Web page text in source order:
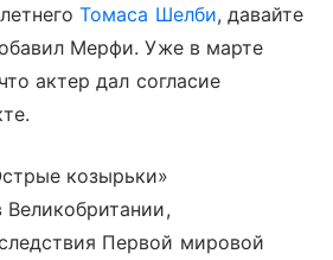
Томаса Шелби, давайте
Мерфи. Уже в марте
актер дал согласие
козырьки»
Великобритании,
Первой мировой